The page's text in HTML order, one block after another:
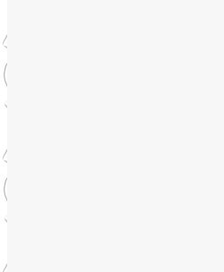
Про гормон лептин,
Практики для здоровья тела